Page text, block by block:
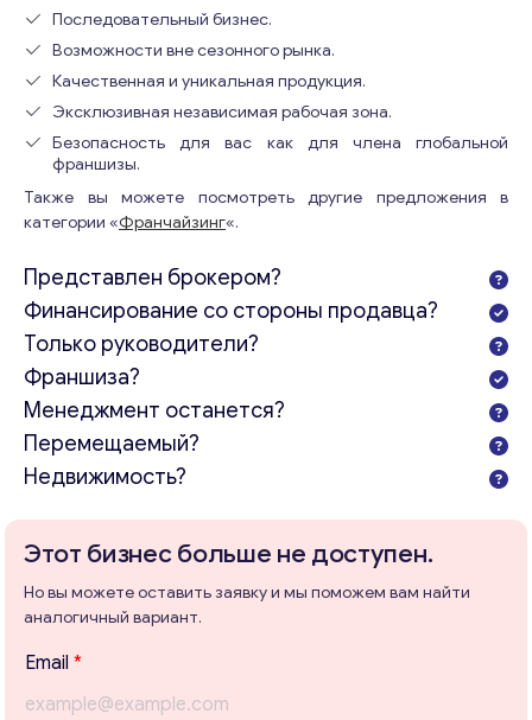
Консультация
Отправьте нам запрос, и мы свяжемся с вами в
ближайшее время.
Email*
Ваши комментарии*
Последовательный бизнес.
Возможности вне сезонного рынка.
Качественная и уникальная продукция.
Эксклюзивная независимая рабочая зона.
Безопасность для вас как для члена глобальной
франшизы.
Также вы можете посмотреть другие предложения в
категории «Франчайзинг«.
Представлен брокером?
Финансирование со стороны продавца?
Только руководители?
Франшиза?
Менеджмент останется?
Перемещаемый?
Недвижимость?
Этот бизнес больше не доступен.
Но вы можете оставить заявку и мы поможем вам найти
аналогичный вариант.
Email *